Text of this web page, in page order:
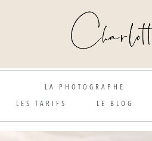
LA PHOTOGRAPHE
LES TARIFS LE BLOG